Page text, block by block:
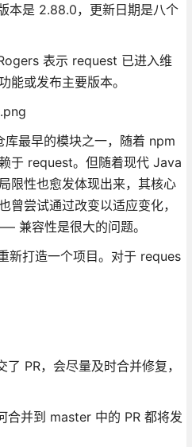
本是 2.88.0，更新日期是八个
表示 request 已进入维
能或发布主要版本。
最早的模块之一，随着 npm
于 request。但随着现代 Java
限性也愈发体现出来，其核心
曾尝试通过改变以适应变化，
兼容性是很大的问题。
新打造一个项目。对于 reques
PR，会尽量及时合并修复，
合并到 master 中的 PR 都将发